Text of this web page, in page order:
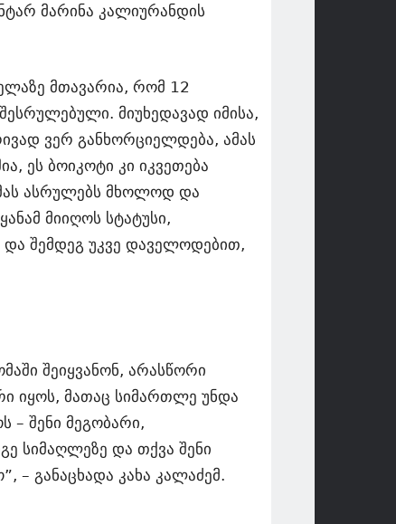
მარინა კალიურანდის
მთავარია, რომ 12
მიუხედავად იმისა,
ვერ განხორციელდება, ამას
ეს ბოიკოტი კი იკვეთება
ასრულებს მხოლოდ და
მიიღოს სტატუსი,
და შემდეგ უკვე დაველოდებით,
შეიყვანონ, არასწორი
იყოს, მათაც სიმართლე უნდა
– შენი მეგობარი,
სიმაღლეზე და თქვა შენი
– განაცხადა კახა კალაძემ.